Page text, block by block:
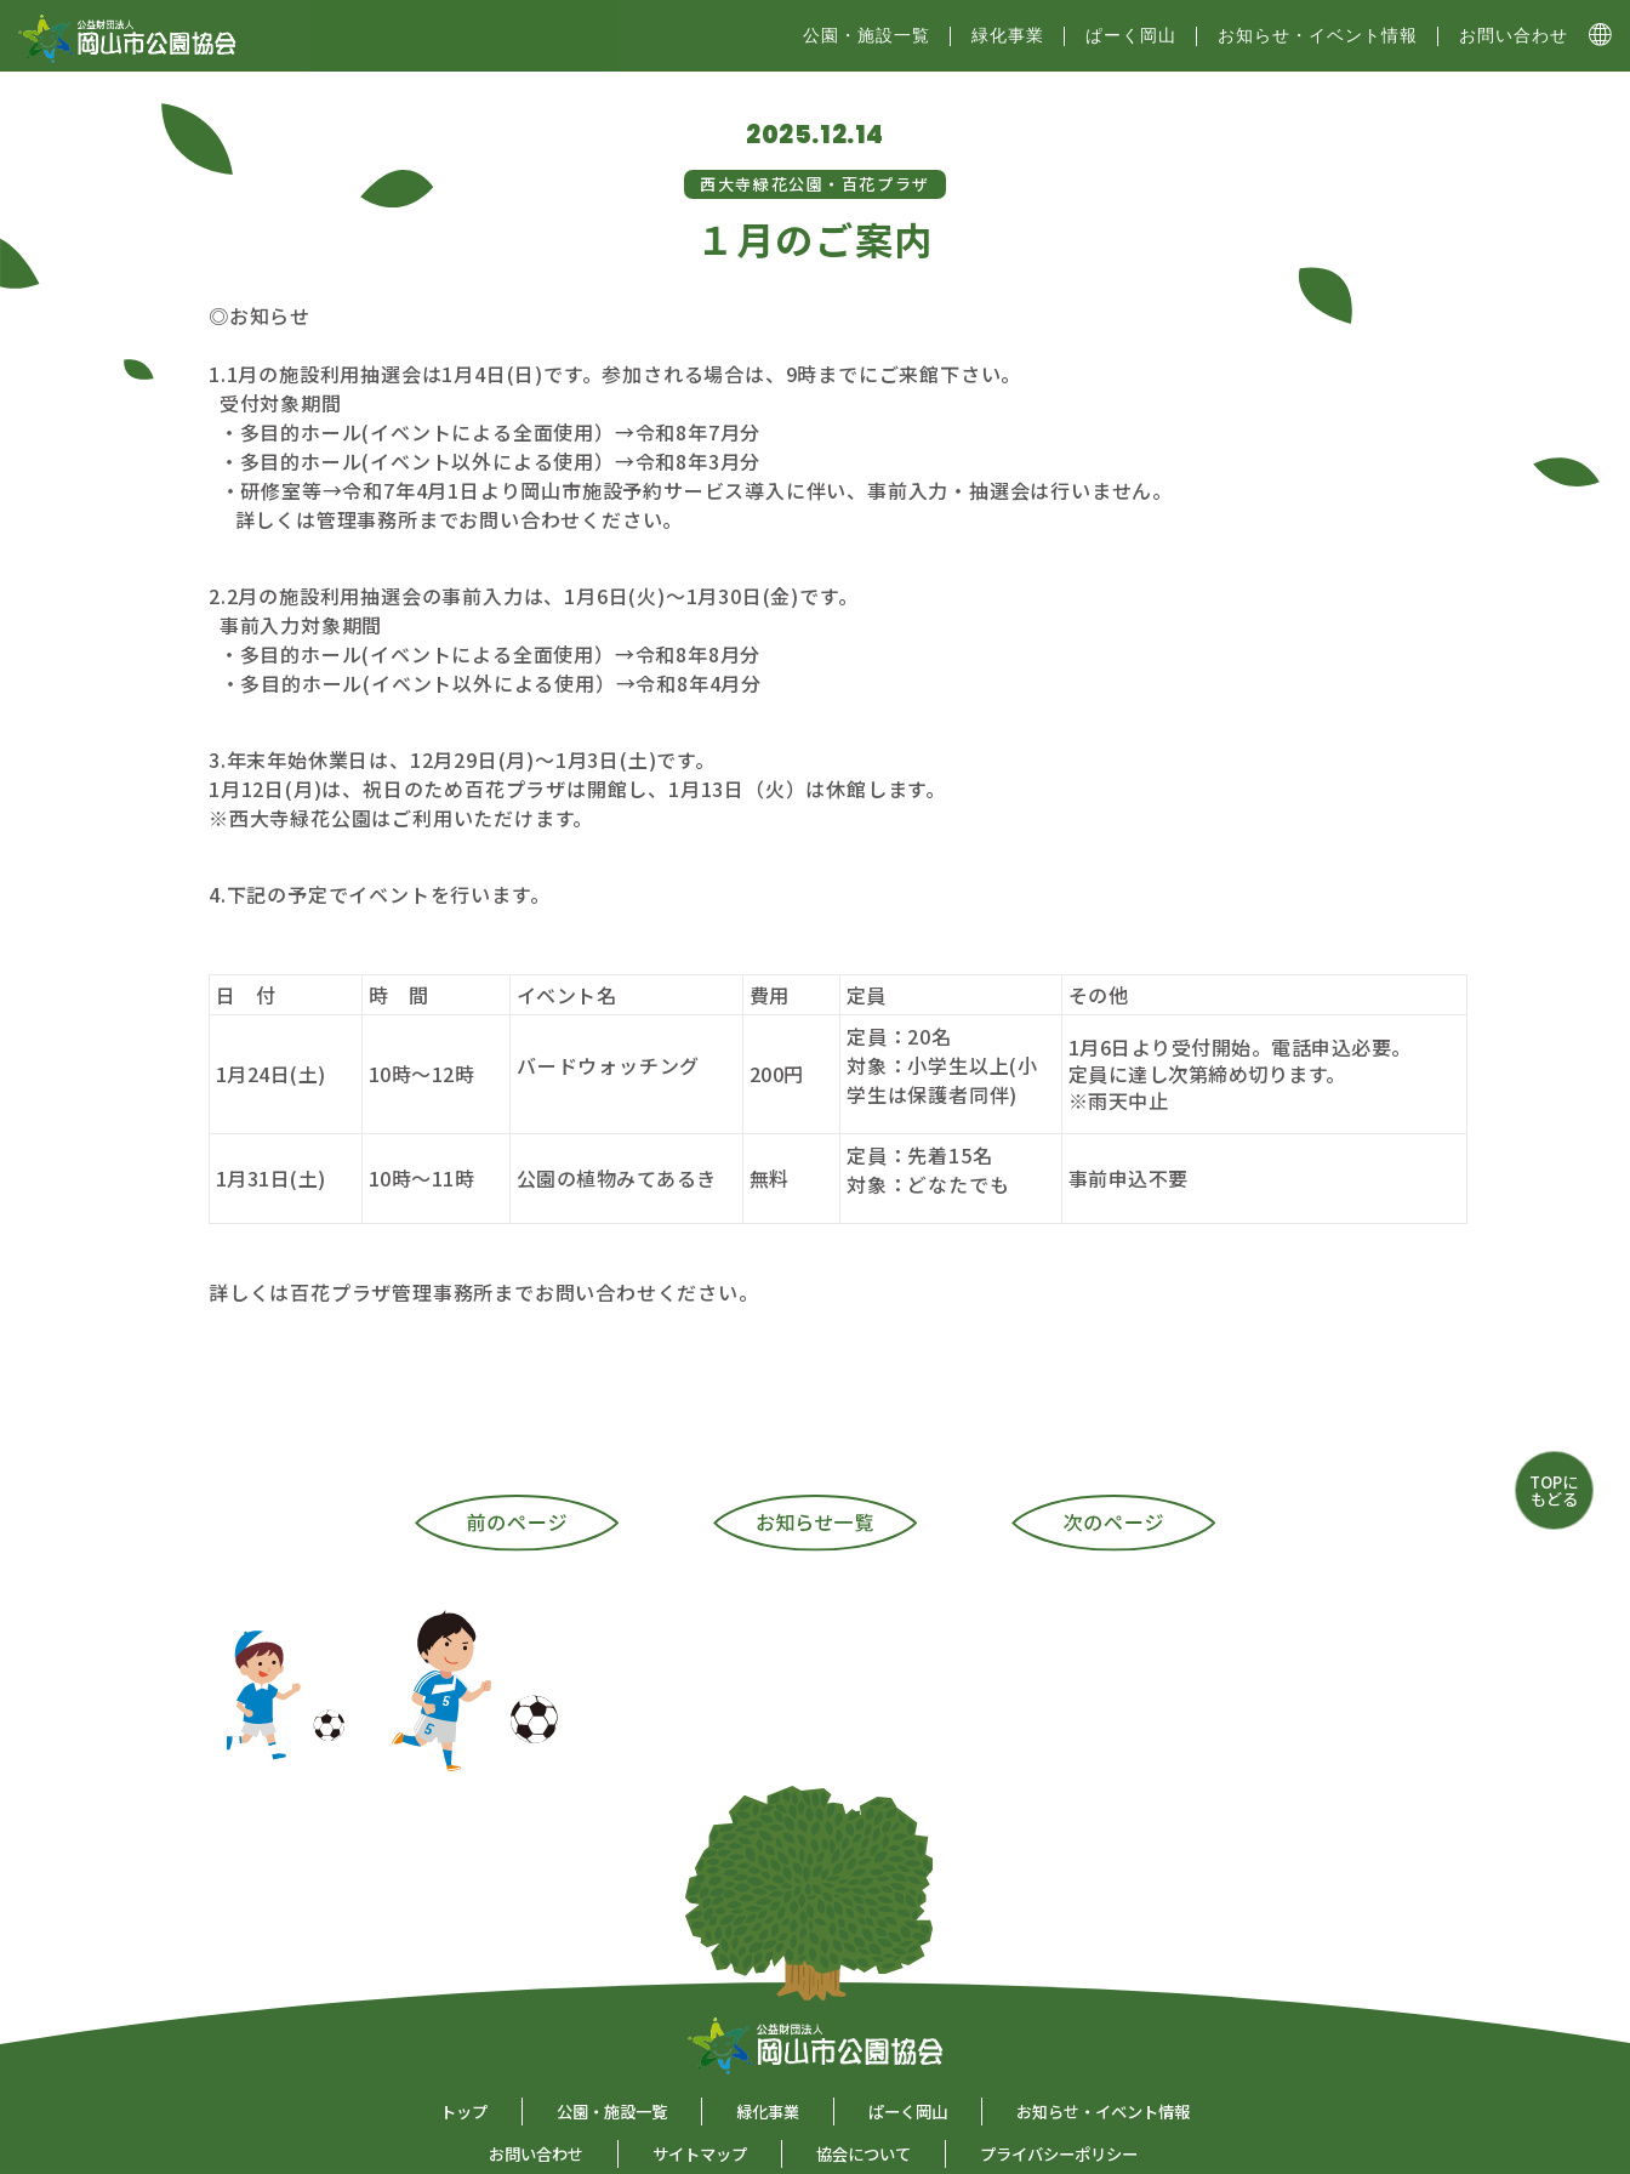
コンテンツへスキップ
公園・施設⼀覧 緑化事業 ぱーく岡山 お知らせ・イベント情報 お問い合わせ
2025.12.14
西大寺緑花公園・百花プラザ
１月のご案内
◎お知らせ
1.1月の施設利用抽選会は1月4日(日)です。参加される場合は、9時までにご来館下さい。
受付対象期間
・多目的ホール(イベントによる全面使用）→令和8年7月分
・多目的ホール(イベント以外による使用）→令和8年3月分
・研修室等→令和7年4月1日より岡山市施設予約サービス導入に伴い、事前入力・抽選会は行いません。
詳しくは管理事務所までお問い合わせください。
2.2月の施設利用抽選会の事前入力は、1月6日(火)～1月30日(金)です。
事前入力対象期間
・多目的ホール(イベントによる全面使用）→令和8年8月分
・多目的ホール(イベント以外による使用）→令和8年4月分
3.年末年始休業日は、12月29日(月)～1月3日(土)です。
1月12日(月)は、祝日のため百花プラザは開館し、1月13日（火）は休館します。
※西大寺緑花公園はご利用いただけます。
4.下記の予定でイベントを行います。
日 付 時 間 イベント名 費用 定員 その他
1月24日(土) 10時～12時 バードウォッチング 200円
定員：20名
対象：小学生以上(小
学生は保護者同伴)
1月6日より受付開始。電話申込必要。
定員に達し次第締め切ります。
※雨天中止
1月31日(土) 10時～11時 公園の植物みてあるき 無料
定員：先着15名
対象：どなたでも
事前申込不要
詳しくは百花プラザ管理事務所までお問い合わせください。
トップ 公園・施設一覧 緑化事業 ぱーく岡山
お知らせ・イベント情報
お問い合わせ
サイトマップ 協会について プライバシーポリシー
TOPに
もどる